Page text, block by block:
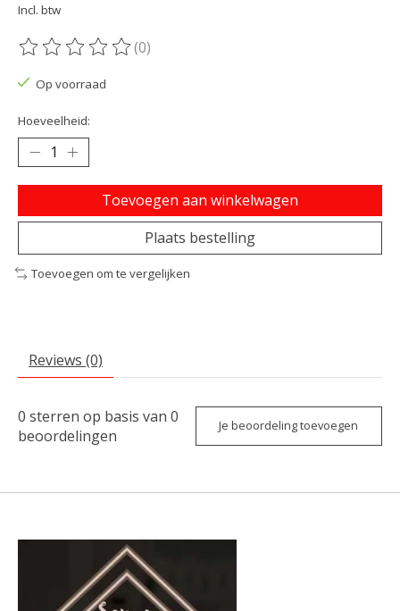
Incl. btw
De beoordeling van dit product is
(0)
Op voorraad
Hoeveelheid:
Toevoegen aan winkelwagen
Plaats bestelling
Toevoegen om te vergelijken
Reviews (0)
0 sterren op basis van 0
beoordelingen
Je beoordeling toevoegen